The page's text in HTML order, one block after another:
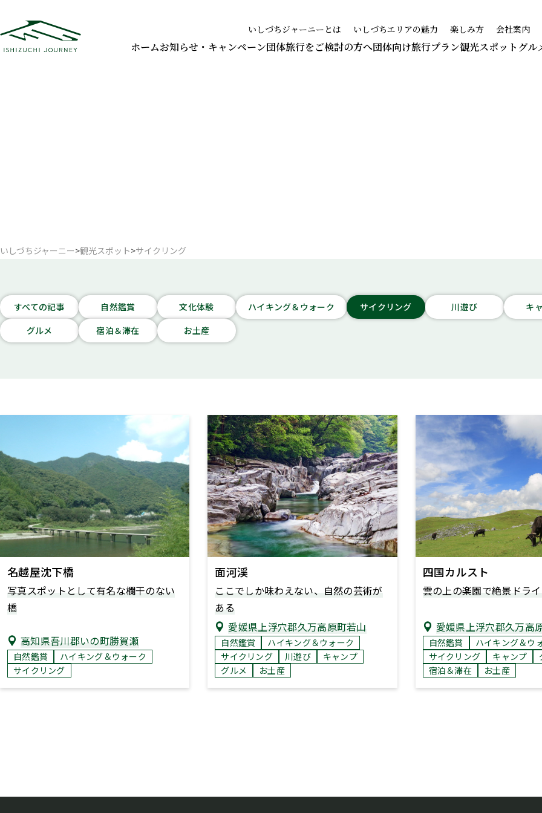
いしづちジャーニーとは いしづちエリアの魅力 楽しみ方 会社案内
ホームお知らせ・キャンペーン団体旅行をご検討の方へ団体向け旅行プラン観光スポット グル
いしづちジャーニー>観光スポット>サイクリング
すべての記事 自然鑑賞 文化体験 ハイキング＆ウォーク サイクリング 川遊び
キ
グルメ
宿泊＆滞在 お土産
名越屋沈下橋
写真スポットとして有名な欄干のない
橋
高知県吾川郡いの町勝賀瀬
自然鑑賞
ハイキング＆ウォーク
サイクリング
面河渓
ここでしか味わえない、自然の芸術が
ある
愛媛県上浮穴郡久万高原町若山
自然鑑賞
ハイキング＆ウォーク
サイクリング
川遊び
キャンプ
グルメ
お土産
四国カルスト
雲の上の楽園で絶景ドラ
愛媛県上浮穴郡久万高
自然鑑賞
ハイキング＆ウ
サイクリング
キャンプ
宿泊＆滞在
お土産